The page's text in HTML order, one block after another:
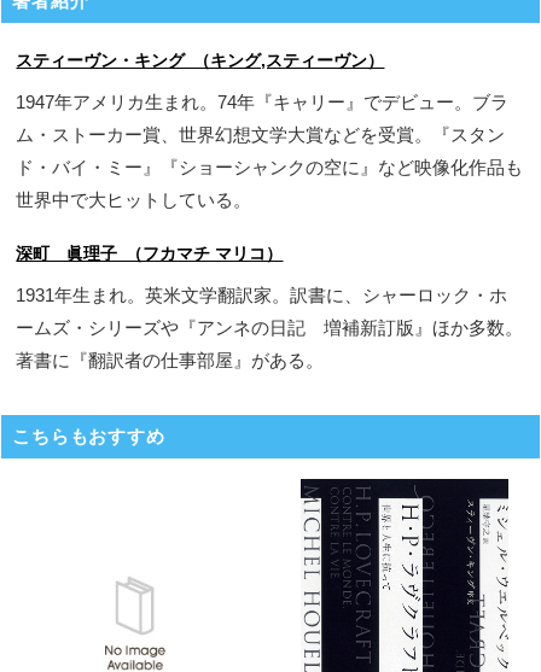
スティーヴン・キング （キング,スティーヴン）
1947年アメリカ生まれ。74年『キャリー』でデビュー。ブラ
ム・ストーカー賞、世界幻想文学大賞などを受賞。『スタン
ド・バイ・ミー』『ショーシャンクの空に』など映像化作品も
世界中で大ヒットしている。
深町 眞理子 （フカマチ マリコ）
1931年生まれ。英米文学翻訳家。訳書に、シャーロック・ホ
ームズ・シリーズや『アンネの日記 増補新訂版』ほか多数。
著書に『翻訳者の仕事部屋』がある。
こちらもおすすめ